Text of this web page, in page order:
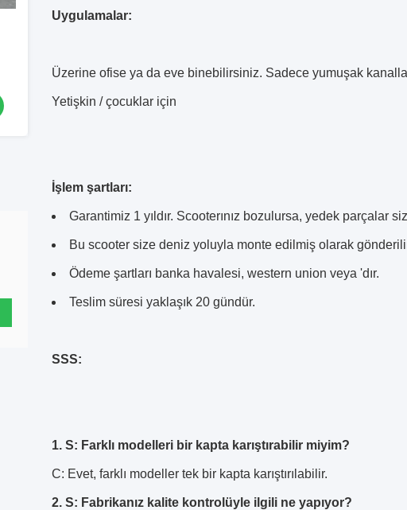
Uygulamalar:
Üzerine ofise ya da eve binebilirsiniz. Sadece yumuşak
Yetişkin / çocuklar için
İşlem şartları:
Garantimiz 1 yıldır. Scooterınız bozulursa, yedek parçalar
Bu scooter size deniz yoluyla monte edilmiş olarak
Ödeme şartları banka havalesi, western union veya 'dır.
Teslim süresi yaklaşık 20 gündür.
SSS:
1. S: Farklı modelleri bir kapta karıştırabilir miyim?
C: Evet, farklı modeller tek bir kapta karıştırılabilir.
2. S: Fabrikanız kalite kontrolüyle ilgili ne yapıyor?